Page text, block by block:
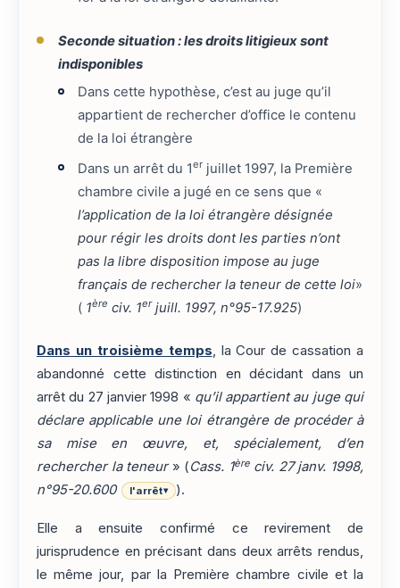
Seconde situation : les droits litigieux sont
indisponibles
Dans cette hypothèse, c’est au juge qu’il
appartient de rechercher d’office le contenu
de la loi étrangère
Dans un arrêt du 1er juillet 1997, la Première
chambre civile a jugé en ce sens que «
l’application de la loi étrangère désignée
pour régir les droits dont les parties n’ont
pas la libre disposition impose au juge
français de rechercher la teneur de cette loi»
( 1ère civ. 1erjuill. 1997, n°95-17.925)
Dans un troisième temps, la Cour de cassation a
abandonné cette distinction en décidant dans un
arrêt du 27 janvier 1998 « qu’il appartient au juge qui
déclare applicable une loi étrangère de procéder à
sa mise en œuvre, et, spécialement, d’en
rechercher la teneur» (Cass. 1èreciv. 27 janv. 1998,
n°95-20.600
l'arrêt▾ ).
Elle a ensuite confirmé ce revirement de
jurisprudence en précisant dans deux arrêts rendus,
le même jour, par la Première chambre civile et la